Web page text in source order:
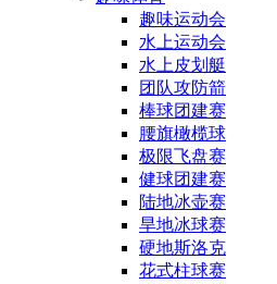
趣味运动会
水上运动会
水上皮划艇
团队攻防箭
棒球团建赛
腰旗橄榄球
极限飞盘赛
健球团建赛
陆地冰壶赛
旱地冰球赛
硬地斯洛克
花式柱球赛